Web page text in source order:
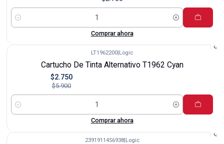
Cantidad
Comprar ahora
LT1962200 Logic
Cartucho De Tinta Alternativo T1962 Cyan
$2.750
$5.900
Cantidad
Comprar ahora
2391911456938|Logic